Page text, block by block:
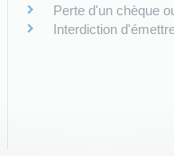
Perte d'un chèque
Interdiction